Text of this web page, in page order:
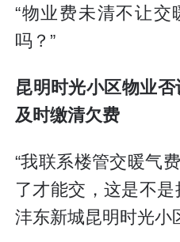
“物业费未清不让
吗？”
昆明时光小区物业
及时缴清欠费
“我联系楼管交暖气
了才能交，这是不是
沣东新城昆明时光小